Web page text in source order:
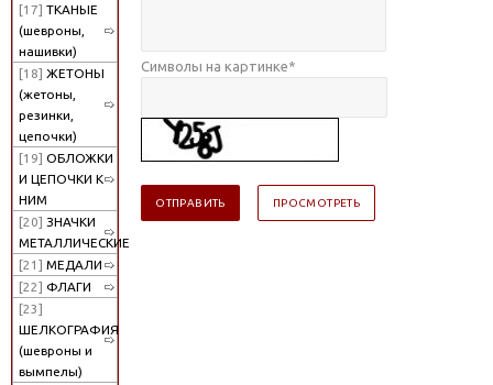
[17] ТКАНЫЕ
(шевроны,
нашивки)
[18] ЖЕТОНЫ
(жетоны,
резинки,
цепочки)
[19] ОБЛОЖКИ
И ЦЕПОЧКИ К
НИМ
[20] ЗНАЧКИ
МЕТАЛЛИЧЕСКИЕ
[21] МЕДАЛИ
[22] ФЛАГИ
[23]
ШЕЛКОГРАФИЯ
(шевроны и
вымпелы)
Символы на картинке*